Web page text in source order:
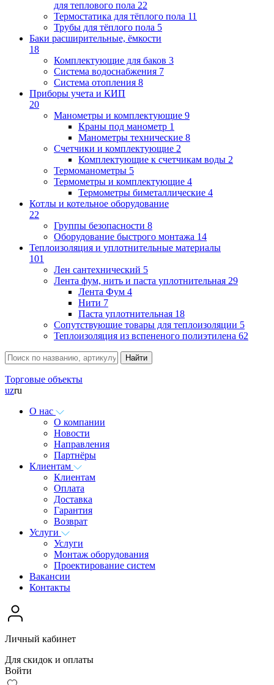
для теплового пола 22
Термостатика для тёплого пола 11
Трубы для тёплого пола 5
Баки расширительные, ёмкости
18
Комплектующие для баков 3
Система водоснабжения 7
Система отопления 8
Приборы учета и КИП
20
Манометры и комплектующие 9
Краны под манометр 1
Манометры технические 8
Счетчики и комплектующие 2
Комплектующие к счетчикам воды 2
Термоманометры 5
Термометры и комплектующие 4
Термометры биметаллические 4
Котлы и котельное оборудование
22
Группы безопасности 8
Оборудование быстрого монтажа 14
Теплоизоляция и уплотнительные материалы
101
Лен сантехнический 5
Лента фум, нить и паста уплотнительная 29
Лента Фум 4
Нити 7
Паста уплотнительная 18
Сопутствующие товары для теплоизоляции 5
Теплоизоляция из вспененого полиэтилена 62
Торговые объекты
uzru
О нас
О компании
Новости
Направления
Партнёры
Клиентам
Клиентам
Оплата
Доставка
Гарантия
Возврат
Услуги
Услуги
Монтаж оборудования
Проектирование систем
Вакансии
Контакты
Личный кабинет
Для скидок и оплаты
Войти